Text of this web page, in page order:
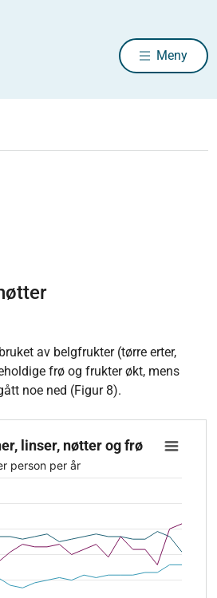
Meny
av belgfrukter (tørre erter,
frø og frukter økt, mens
noe ned (Figur 8).
og frø
values. Data ranges from
linser, nøtter og frø
person per år